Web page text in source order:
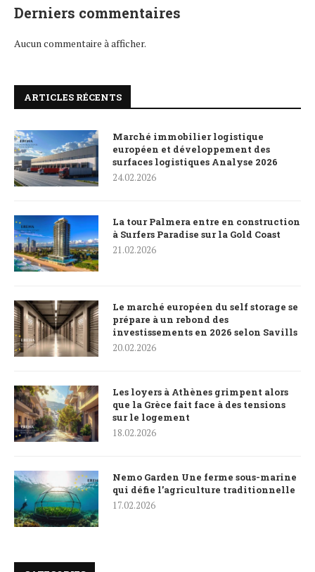
Derniers commentaires
Aucun commentaire à afficher.
ARTICLES RÉCENTS
Marché immobilier logistique
européen et développement des
surfaces logistiques Analyse 2026
24.02.2026
La tour Palmera entre en construction
à Surfers Paradise sur la Gold Coast
21.02.2026
Le marché européen du self storage se
prépare à un rebond des
investissements en 2026 selon Savills
20.02.2026
Les loyers à Athènes grimpent alors
que la Grèce fait face à des tensions
sur le logement
18.02.2026
Nemo Garden Une ferme sous-marine
qui défie l’agriculture traditionnelle
17.02.2026